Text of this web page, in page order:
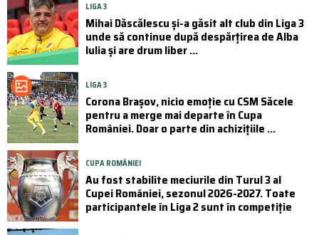
LIGA 3
Mihai Dăscălescu și-a găsit alt club din Liga 3
unde să continue după despărțirea de Alba
Iulia și are drum liber ...
LIGA 3
Corona Brașov, nicio emoție cu CSM Săcele
pentru a merge mai departe în Cupa
României. Doar o parte din achizițiile ...
CUPA ROMÂNIEI
Au fost stabilite meciurile din Turul 3 al
Cupei României, sezonul 2026-2027. Toate
participantele în Liga 2 sunt în competiție